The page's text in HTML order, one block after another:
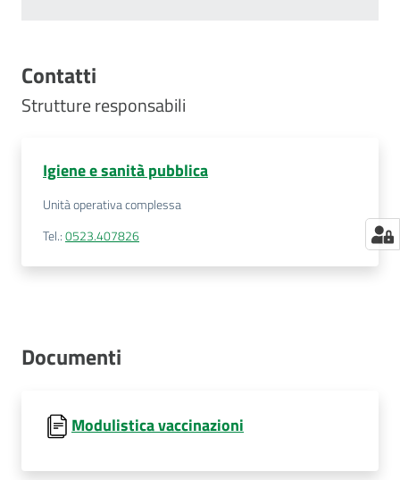
Contatti
Strutture responsabili
Igiene e sanità pubblica
Unità operativa complessa
Tel.:0523.407826
Documenti
Modulistica vaccinazioni